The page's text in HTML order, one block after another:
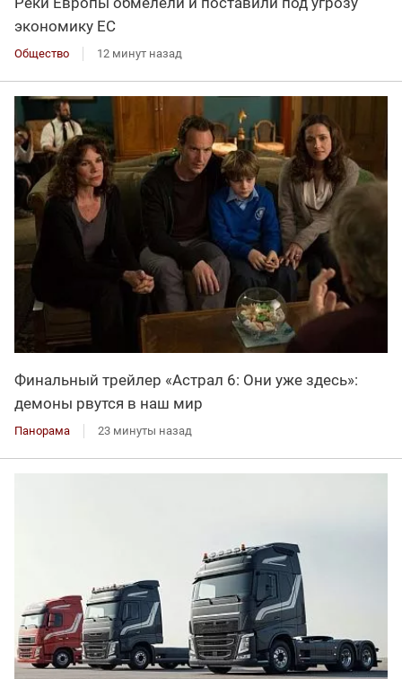
экономику ЕС
Общество 12 минут назад
Финальный трейлер «Астрал 6: Они уже здесь»:
демоны рвутся в наш мир
Панорама 23 минуты назад